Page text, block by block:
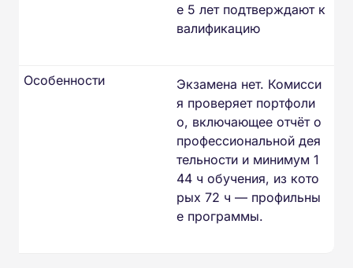
е 5 лет подтверждают к
валификацию
Экзамена нет. Комисси
я проверяет портфоли
о, включающее отчёт о
профессиональной дея
тельности и минимум 1
44 ч обучения, из кото
рых 72 ч — профильны
е программы.
Особенности